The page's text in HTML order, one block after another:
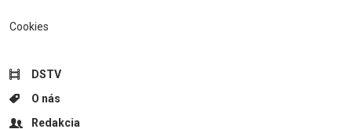
Cookies
DSTV
O nás
Redakcia